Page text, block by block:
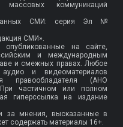
массовых коммуникаций
СМИ: серия Эл №
СМИ».
на сайте,
и международным
и смежных правах. Любое
аудио и видеоматериалов
правообладателя (АНО
частичном или полном
гиперссылка на издание
за мнения, высказанные в
содержать материалы 16+.